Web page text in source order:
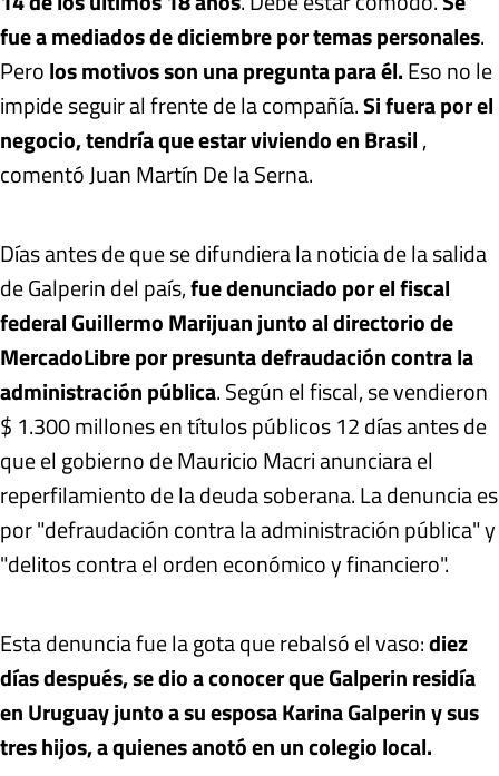
fue a mediados de diciembre por temas personales.
Perolos motivos son una pregunta para él.Eso no le
impide seguir al frente de la compañía.Si fuera por el
negocio, tendría que estar viviendo en Brasil,
comentó Juan Martín De la Serna.
Días antes de que se difundiera la noticia de la salida
de Galperin del país,fue denunciado por el fiscal
federal Guillermo Marijuan junto al directorio de
MercadoLibre por presunta defraudación contra la
administración pública. Según el fiscal, se vendieron
$ 1.300 millones en títulos públicos 12 días antes de
que el gobierno de Mauricio Macri anunciara el
reperfilamiento de la deuda soberana. La denuncia es
por "defraudación contra la administración pública" y
"delitos contra el orden económico y financiero".
Esta denuncia fue la gota que rebalsó el vaso:diez
días después, se dio a conocer que Galperin residía
en Uruguay junto a su esposa Karina Galperin y sus
tres hijos, a quienes anotó en un colegio local.